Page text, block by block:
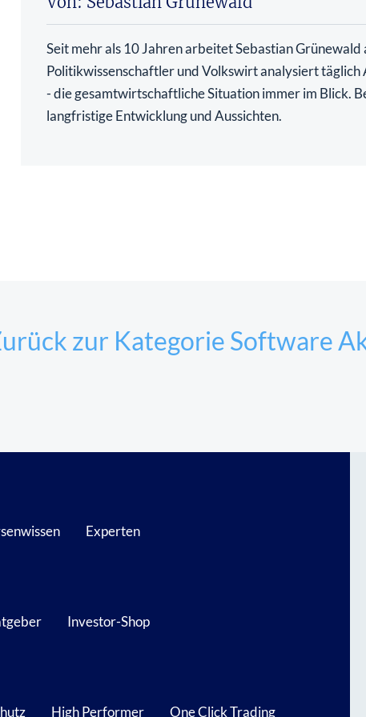
Seit mehr als 10 Jahren arbeitet Sebastian
Politikwissenschaftler und Volkswirt analysiert
- die gesamtwirtschaftliche Situation immer im Blick.
langfristige Entwicklung und Aussichten.
zur Kategorie Software
Experten
Investor-Shop
High Performer One Click Trading